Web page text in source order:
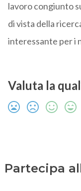
lavoro congiunto
di vista della
interessante per i
Valuta la
Partecipa